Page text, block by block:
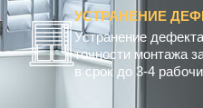
УСТРАНЕНИЕ
Устранение
точности монтажа
в срок до 3-4